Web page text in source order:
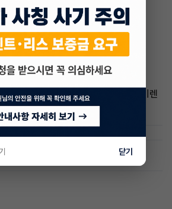
신분
신용도
장기렌트 회사의 정책
을 알아내려면 관련 리스 회사 또는 장기렌
의하는 것이 가장 좋습니다.
닫기